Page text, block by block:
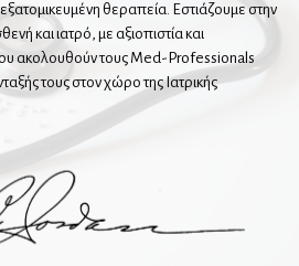
εξατομικευμένη θεραπεία. Εστιάζουμε στην
και ιατρό, με αξιοπιστία και
ακολουθούν τους Med-Professionals
τους στον χώρο της Ιατρικής